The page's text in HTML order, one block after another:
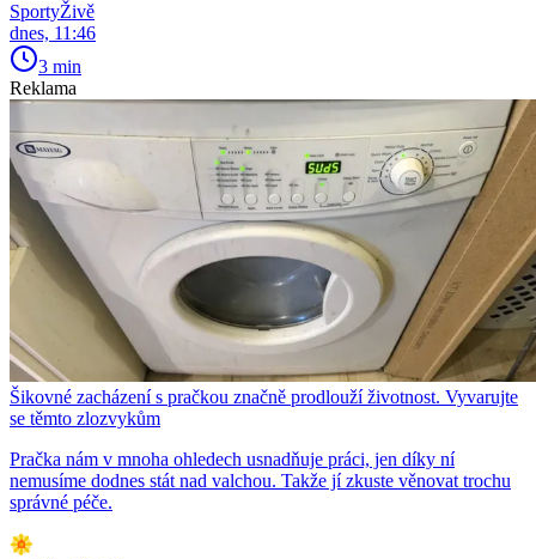
SportyŽivě
dnes, 11:46
3 min
Reklama
Šikovné zacházení s pračkou značně prodlouží životnost. Vyvarujte
se těmto zlozvykům
Pračka nám v mnoha ohledech usnadňuje práci, jen díky ní
nemusíme dodnes stát nad valchou. Takže jí zkuste věnovat trochu
správné péče.